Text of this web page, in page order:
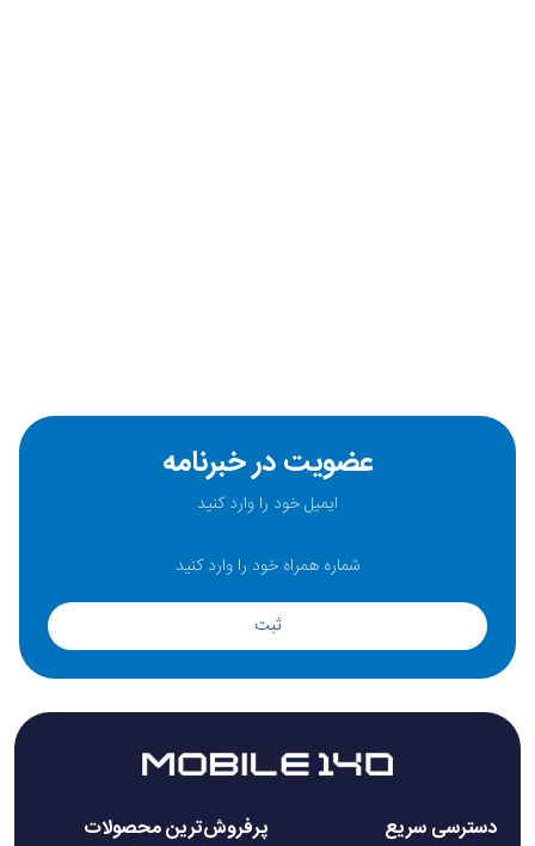
عضویت در خبرنامه
ثبت
دسترسی سریع پرفروش‌ترین محصولات